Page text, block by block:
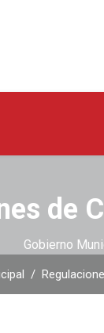
de
Gobierno